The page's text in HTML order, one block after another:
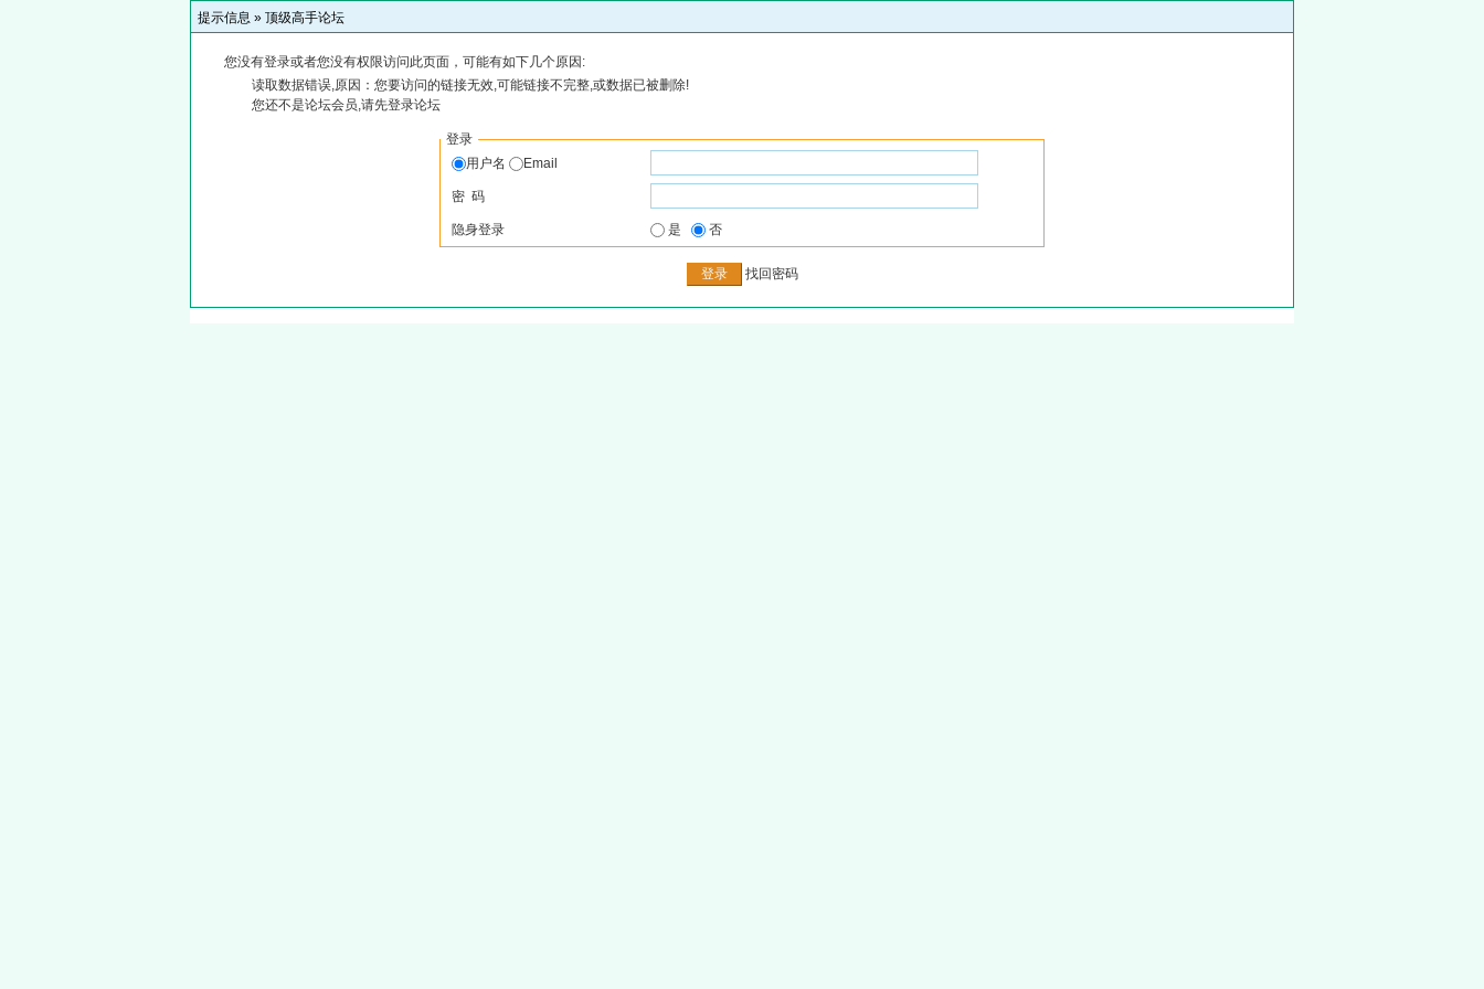
提示信息 » 顶级高手论坛
您没有登录或者您没有权限访问此页面，可能有如下几个原因:
读取数据错误,原因：您要访问的链接无效,可能链接不完整,或数据已被删除!
您还不是论坛会员,请先登录论坛
登录
用户名
Email
密 码
隐身登录 是 否
找回密码